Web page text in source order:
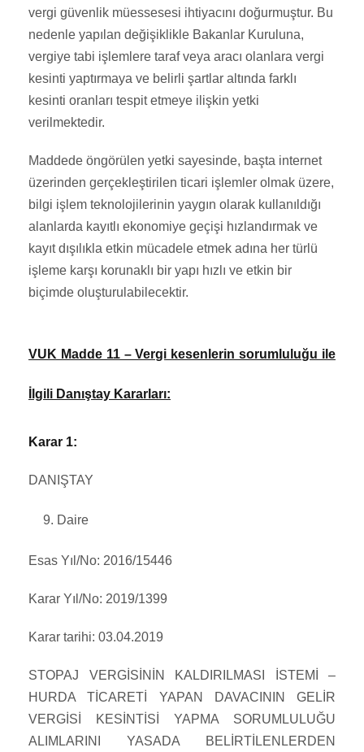
vergi güvenlik müessesesi ihtiyacını doğurmuştur. Bu
nedenle yapılan değişiklikle Bakanlar Kuruluna,
vergiye tabi işlemlere taraf veya aracı olanlara vergi
kesinti yaptırmaya ve belirli şartlar altında farklı
kesinti oranları tespit etmeye ilişkin yetki
verilmektedir.
Maddede öngörülen yetki sayesinde, başta internet
üzerinden gerçekleştirilen ticari işlemler olmak üzere,
bilgi işlem teknolojilerinin yaygın olarak kullanıldığı
alanlarda kayıtlı ekonomiye geçişi hızlandırmak ve
kayıt dışılıkla etkin mücadele etmek adına her türlü
işleme karşı korunaklı bir yapı hızlı ve etkin bir
biçimde oluşturulabilecektir.
VUK Madde 11 – Vergi kesenlerin sorumluluğu ile
İlgili Danıştay Kararları:
Karar 1:
DANIŞTAY
Daire
Esas Yıl/No: 2016/15446
Karar Yıl/No: 2019/1399
Karar tarihi: 03.04.2019
STOPAJ VERGİSİNİN KALDIRILMASI İSTEMİ –
HURDA TİCARETİ YAPAN DAVACININ GELİR
VERGİSİ KESİNTİSİ YAPMA SORUMLULUĞU
ALIMLARINI YASADA BELİRTİLENLERDEN